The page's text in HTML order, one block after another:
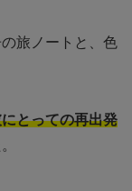
旅ノートと、色
とっての再出発